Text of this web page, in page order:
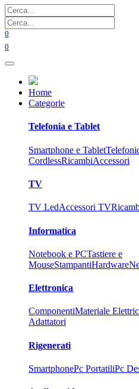
0
0
Home
Categorie
Telefonia e Tablet
Smartphone e Tablet
CordlessRicambiAccessori
TV
TV LedAccessori TV
Informatica
Notebook e PCTastiere e
MouseStampantiHardware
Elettronica
ComponentiMateriale
Adattatori
Rigenerati
SmartphonePc PortatiliPc